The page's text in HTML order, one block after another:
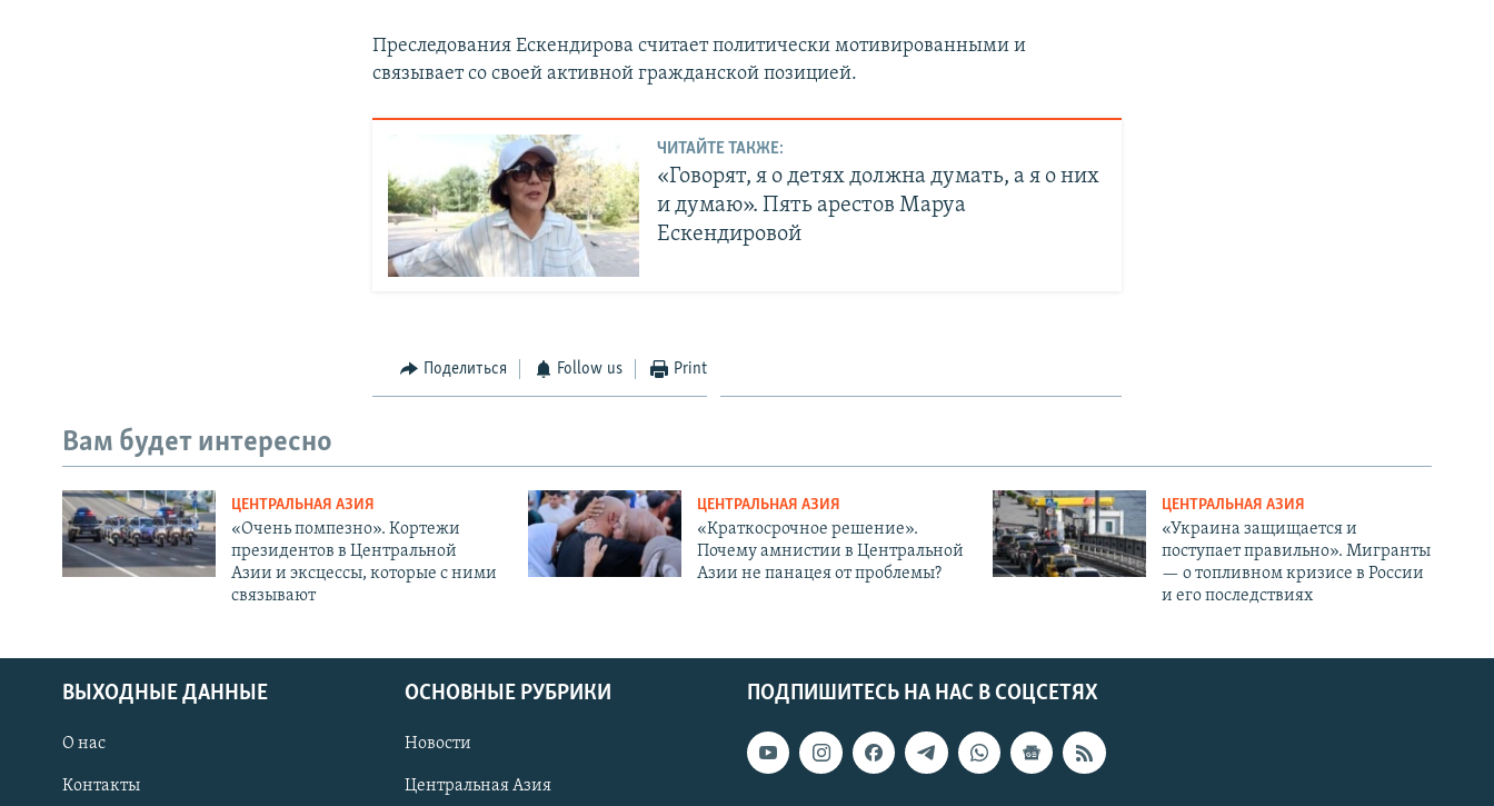
width
Преследования Ескендирова считает политически мотивированными и
связывает со своей активной гражданской позицией.
ЧИТАЙТЕ ТАКЖЕ:
«Говорят, я о детях должна думать, а я о них
и думаю». Пять арестов Маруа
Ескендировой
Поделиться Follow us Print
Вам будет интересно
ЦЕНТРАЛЬНАЯ АЗИЯ
«Очень помпезно». Кортежи
президентов в Центральной
Азии и эксцессы, которые с ними
связывают
ЦЕНТРАЛЬНАЯ АЗИЯ
«Краткосрочное решение».
Почему амнистии в Центральной
Азии не панацея от проблемы?
ЦЕНТРАЛЬНАЯ АЗИЯ
«Украина защищается и
поступает правильно». Мигранты
— о топливном кризисе в России
и его последствиях
ПОДПИШИТЕСЬ НА НАС В СОЦСЕТЯХ
ВЫХОДНЫЕ ДАННЫЕ
О нас
Контакты
ОСНОВНЫЕ РУБРИКИ
Новости
Центральная Азия